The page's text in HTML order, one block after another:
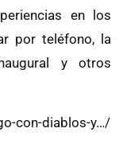
en los
por teléfono, la
y otros
con-diablos-y…/